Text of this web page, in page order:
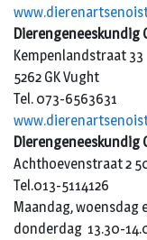
Dierengeneeskundig
Kempenlandstraat 33
5262 GK Vught
Tel. 073-6563631
Dierengeneeskundig
Achthoevenstraat 2
Tel.013-5114126
Maandag, woensdag
donderdag 13.30-